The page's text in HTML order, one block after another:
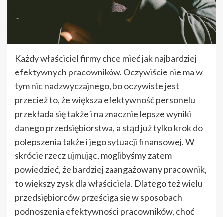
Każdy właściciel firmy chce mieć jak najbardziej
efektywnych pracowników. Oczywiście nie ma w
tym nic nadzwyczajnego, bo oczywiste jest
przecież to, że większa efektywność personelu
przekłada się także i na znacznie lepsze wyniki
danego przedsiębiorstwa, a stąd już tylko krok do
polepszenia także i jego sytuacji finansowej. W
skrócie rzecz ujmując, moglibyśmy zatem
powiedzieć, że bardziej zaangażowany pracownik,
to większy zysk dla właściciela. Dlatego też wielu
przedsiębiorców prześciga się w sposobach
podnoszenia efektywności pracowników, choć